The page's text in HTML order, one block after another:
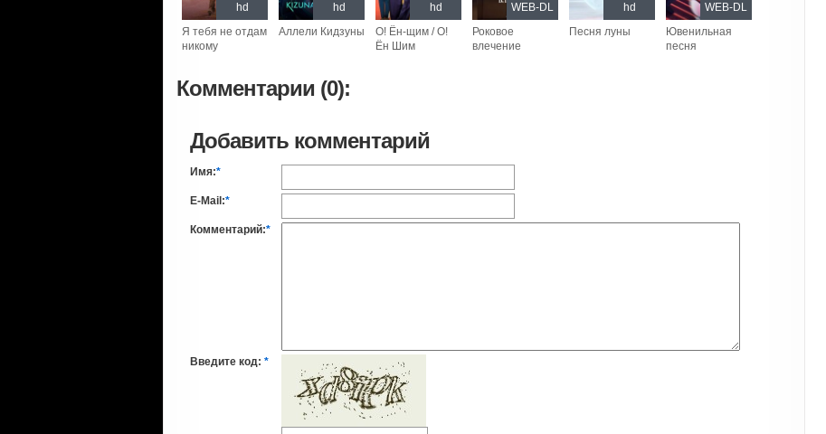
Я тебя не отдам
никому
hd
Аллели Кидзуны
hd
О! Ён-щим / О!
Ён Шим
hd
Роковое
влечение
WEB-DL
Песня луны
hd
Ювенильная
песня
WEB-DL
Комментарии (0):
Добавить комментарий
Имя:*
E-Mail:*
Комментарий:*
Введите код: *